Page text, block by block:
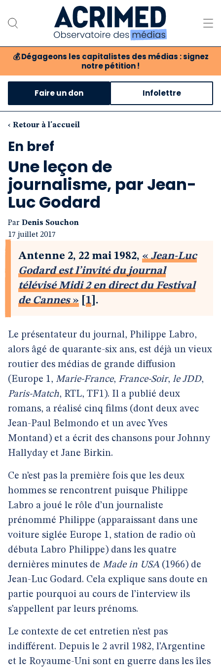
💰 Dégageons les capitalistes des médias : signez
notre pétition !
Notre association
Notre critique des médias
Nos propositions
Boutique
Faire un don Infolettre
‹ Retour à l'accueil
En bref
Une leçon de
journalisme, par Jean-
Luc Godard
Par Denis Souchon
17 juillet 2017
Antenne 2, 22 mai 1982, «Jean-Luc
Godard est l’invité du journal
télévisé Midi 2 en direct du Festival
de Cannes» 1 .
Le présentateur du journal, Philippe Labro,
alors âgé de quarante-six ans, est déjà un vieux
routier des médias de grande diffusion
(Europe 1, Marie-France, France-Soir, le JDD,
Paris-Match, RTL, TF1). Il a publié deux
romans, a réalisé cinq films (dont deux avec
Jean-Paul Belmondo et un avec Yves
Montand) et a écrit des chansons pour Johnny
Hallyday et Jane Birkin.
Ce n’est pas la première fois que les deux
hommes se rencontrent puisque Philippe
Labro a joué le rôle d’un journaliste
prénommé Philippe (apparaissant dans une
voiture siglée Europe 1, station de radio où
débuta Labro Philippe) dans les quatre
dernières minutes de Made in USA(1966) de
Jean-Luc Godard. Cela explique sans doute en
partie pourquoi au cours de l’interview ils
s’appellent par leurs prénoms.
Le contexte de cet entretien n’est pas
indifférent. Depuis le 2 avril 1982, l’Argentine
et le Royaume-Uni sont en guerre dans les îles